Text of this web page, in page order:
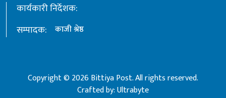
कार्यकारी निर्देशक:
सम्पादक:
काजी श्रेष्ठ
Copyright © 2026 Bittiya Post. All rights reserved.
Crafted by:Ultrabyte